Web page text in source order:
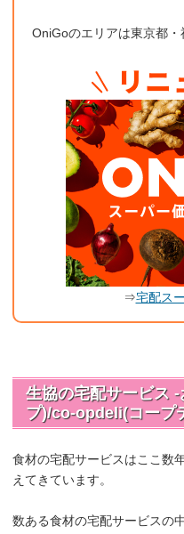
OniGoのエリアは東京都
⇒宅配ス
生協の宅配サービス
プ)/co-opdeli(コープ
食材の宅配サービスはここ数
えてきています。
数ある食材の宅配サービスの